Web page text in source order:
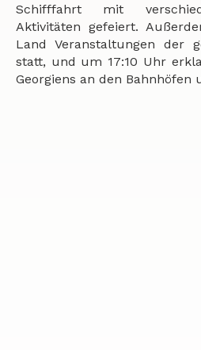
Schifffahrt mit
Aktivitäten gefeiert.
Land Veranstaltungen der
statt, und um 17:10 Uhr
Georgiens an den Bahnhöfen